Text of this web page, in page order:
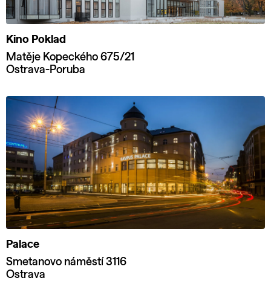
Kino Poklad
Matěje Kopeckého 675/21
Ostrava-Poruba
Palace
Smetanovo náměstí 3116
Ostrava